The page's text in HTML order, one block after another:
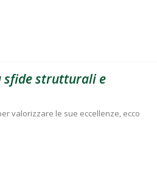
sfide strutturali e
valorizzare le sue eccellenze, ecco